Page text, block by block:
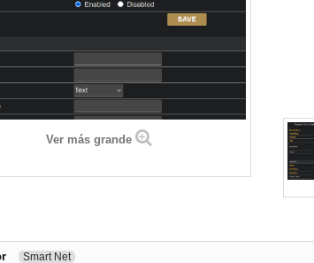
Ver más grande
Smart Net